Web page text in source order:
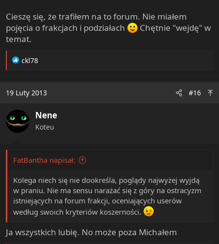
Cieszę się, że trafiłem na to forum. Nie miałem
pojęcia o frakcjach i podziałach
Chętnie "wejdę" w
temat.
R
t
o
n
s
ckl78
19 Luty 2013 #16
Nene
Koteu
FatBantha napisał:
Kolega niech się nie dookreśla, poglądy najwyżej wyjdą
w praniu. Nie ma sensu narażać się z góry na ostracyzm
istniejących na forum frakcji, oceniających userów
według swoich kryteriów koszerności.
Ja wszystkich lubię. No może poza Michałem